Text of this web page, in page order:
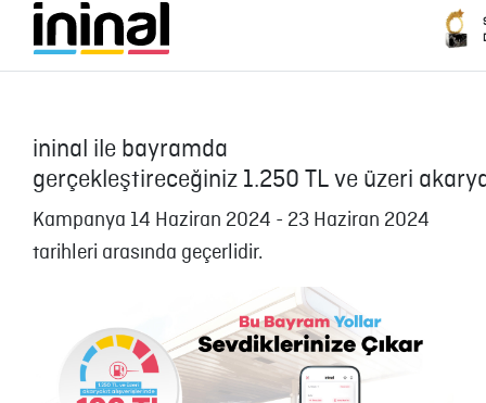
ininal ile bayramda
gerçekleştireceğiniz 1.250 TL ve üzeri
Kampanya 14 Haziran 2024 - 23 Haziran 2024
tarihleri arasında geçerlidir.